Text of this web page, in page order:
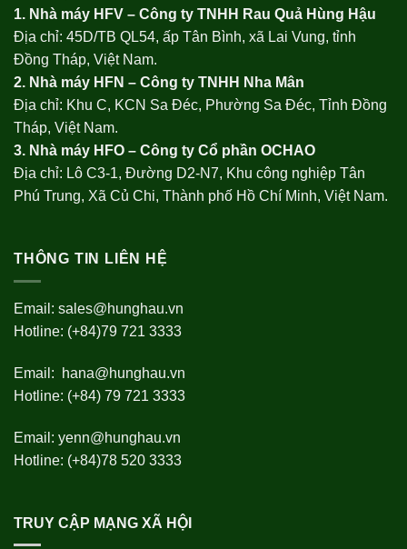
1. Nhà máy HFV – Công ty TNHH Rau Quả Hùng Hậu
Địa chỉ: 45D/TB QL54, ấp Tân Bình, xã Lai Vung, tỉnh
Đồng Tháp, Việt Nam.
2. Nhà máy HFN – Công ty TNHH Nha Mân
Địa chỉ: Khu C, KCN Sa Đéc, Phường Sa Đéc, Tỉnh Đồng
Tháp, Việt Nam.
3. Nhà máy HFO – Công ty Cổ phần OCHAO
Địa chỉ: Lô C3-1, Đường D2-N7, Khu công nghiệp Tân
Phú Trung, Xã Củ Chi, Thành phố Hồ Chí Minh, Việt Nam.
THÔNG TIN LIÊN HỆ
Email: sales@hunghau.vn
Hotline: (+84)79 721 3333
Email:
hana@hunghau.vn
Hotline: (+84) 79 721 3333
Email: yenn@hunghau.vn
Hotline: (+84)78 520 3333
TRUY CẬP MẠNG XÃ HỘI